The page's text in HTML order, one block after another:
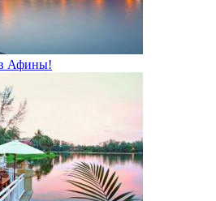
Афины!